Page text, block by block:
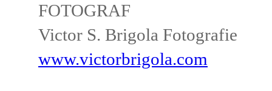
FOTOGRAF
Victor S. Brigola Fotografie
www.victorbrigola.com